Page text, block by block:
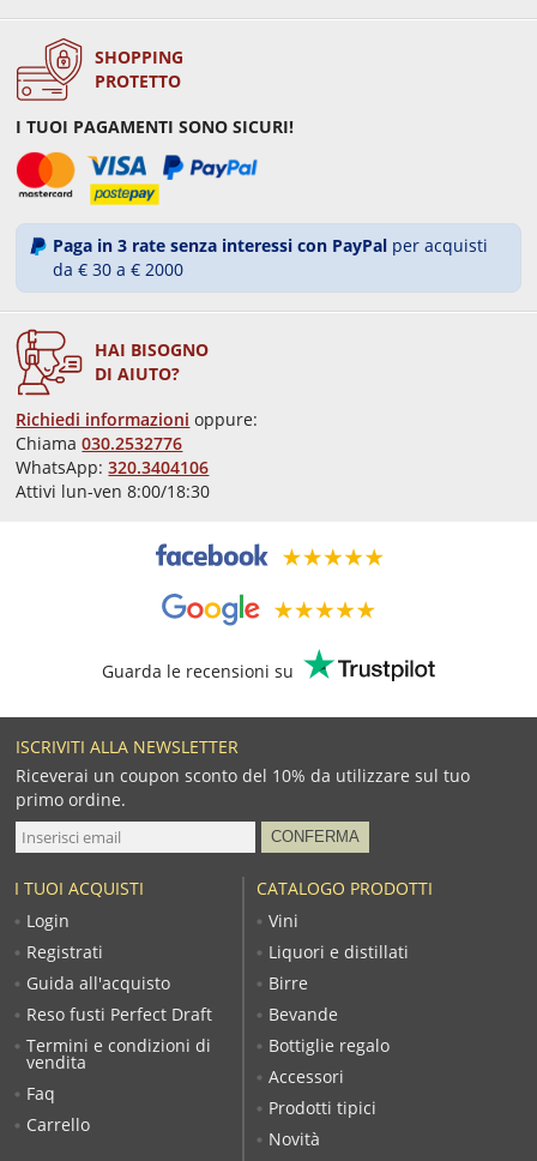
SHOPPING
PROTETTO
I TUOI PAGAMENTI SONO SICURI!
Paga in 3 rate senza interessi con PayPal per acquisti
da € 30 a € 2000
HAI BISOGNO
DI AIUTO?
Richiedi informazioni oppure:
Chiama030.2532776
WhatsApp:320.3404106
Attivi lun-ven 8:00/18:30
Guarda le recensioni su
ISCRIVITI ALLA NEWSLETTER
Riceverai un coupon sconto del 10% da utilizzare sul tuo
primo ordine.
CATALOGO PRODOTTI
Vini
Liquori e distillati
Birre
Bevande
Bottiglie regalo
Accessori
Prodotti tipici
Novità
I TUOI ACQUISTI
Login
Registrati
Guida all'acquisto
Reso fusti Perfect Draft
Termini e condizioni di
vendita
Faq
Carrello